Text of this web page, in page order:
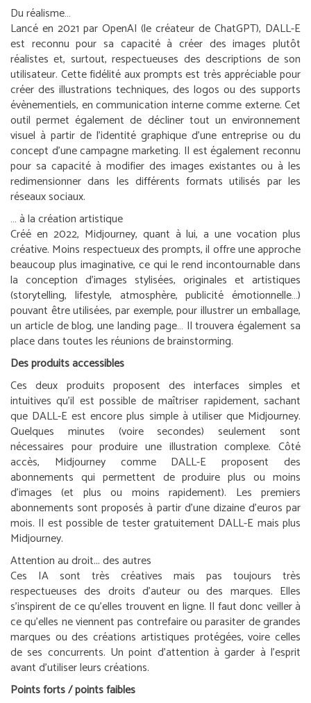
Du réalisme…
Lancé en 2021 par OpenAI (le créateur de ChatGPT), DALL-E
est reconnu pour sa capacité à créer des images plutôt
réalistes et, surtout, respectueuses des descriptions de son
utilisateur. Cette fidélité aux prompts est très appréciable pour
créer des illustrations techniques, des logos ou des supports
évènementiels, en communication interne comme externe. Cet
outil permet également de décliner tout un environnement
visuel à partir de l’identité graphique d’une entreprise ou du
concept d’une campagne marketing. Il est également reconnu
pour sa capacité à modifier des images existantes ou à les
redimensionner dans les différents formats utilisés par les
réseaux sociaux.
… à la création artistique
Créé en 2022, Midjourney, quant à lui, a une vocation plus
créative. Moins respectueux des prompts, il offre une approche
beaucoup plus imaginative, ce qui le rend incontournable dans
la conception d’images stylisées, originales et artistiques
(storytelling, lifestyle, atmosphère, publicité émotionnelle…)
pouvant être utilisées, par exemple, pour illustrer un emballage,
un article de blog, unelanding page… Il trouvera également sa
place dans toutes les réunions debrainstorming.
Des produits accessibles
Ces deux produits proposent des interfaces simples et
intuitives qu’il est possible de maîtriser rapidement, sachant
que DALL-E est encore plus simple à utiliser que Midjourney.
Quelques minutes (voire secondes) seulement sont
nécessaires pour produire une illustration complexe. Côté
accès, Midjourney comme DALL-E proposent des
abonnements qui permettent de produire plus ou moins
d’images (et plus ou moins rapidement). Les premiers
abonnements sont proposés à partir d’une dizaine d’euros par
mois. Il est possible de tester gratuitement DALL-E mais plus
Midjourney.
Attention au droit... des autres
Ces IA sont très créatives mais pas toujours très
respectueuses des droits d’auteur ou des marques. Elles
s’inspirent de ce qu’elles trouvent en ligne. Il faut donc veiller à
ce qu’elles ne viennent pas contrefaire ou parasiter de grandes
marques ou des créations artistiques protégées, voire celles
de ses concurrents. Un point d’attention à garder à l’esprit
avant d’utiliser leurs créations.
Points forts / points faibles